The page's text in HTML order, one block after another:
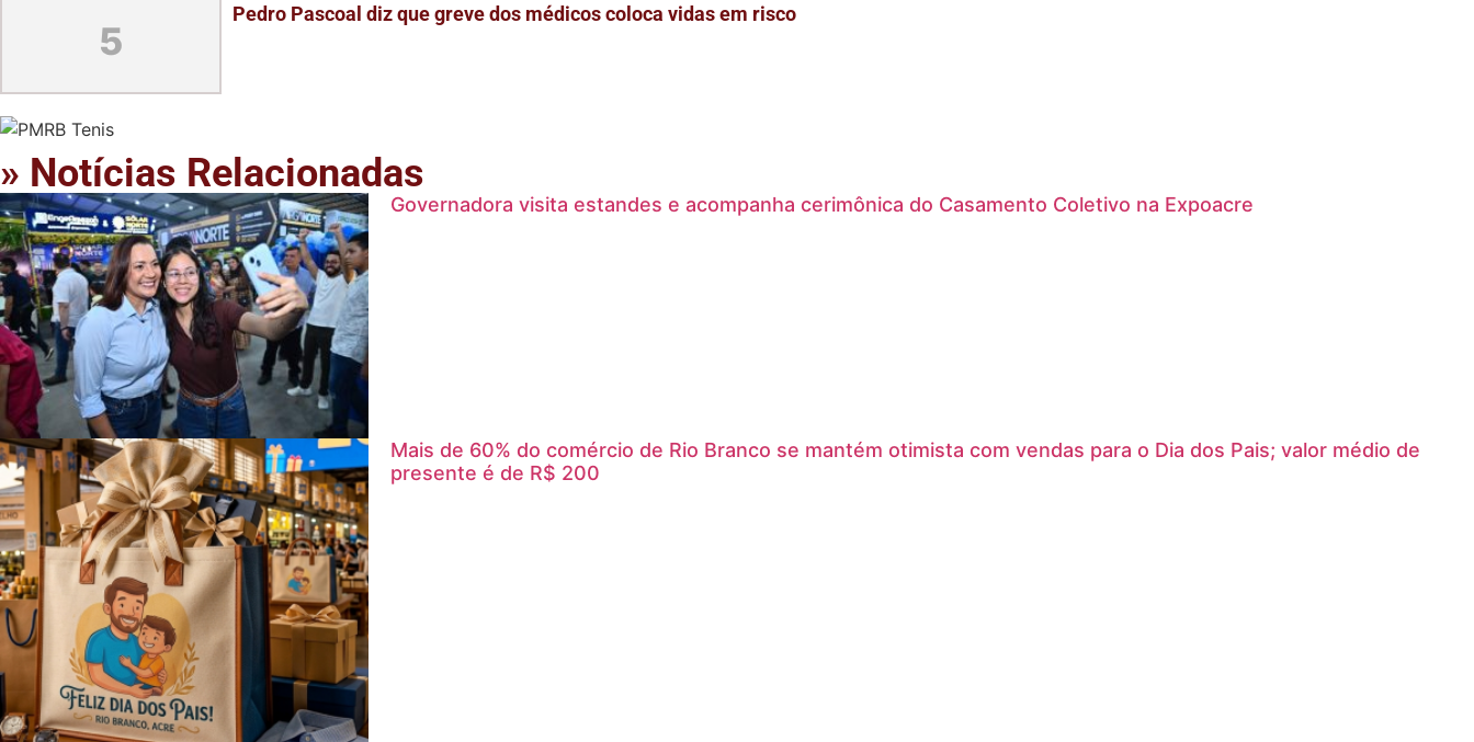
5
Pedro Pascoal diz que greve dos médicos coloca vidas em risco
» Notícias Relacionadas
Governadora visita estandes e acompanha cerimônica do Casamento Coletivo na Expoacre
Mais de 60% do comércio de Rio Branco se mantém otimista com vendas para o Dia dos Pais; valor médio de
presente é de R$ 200